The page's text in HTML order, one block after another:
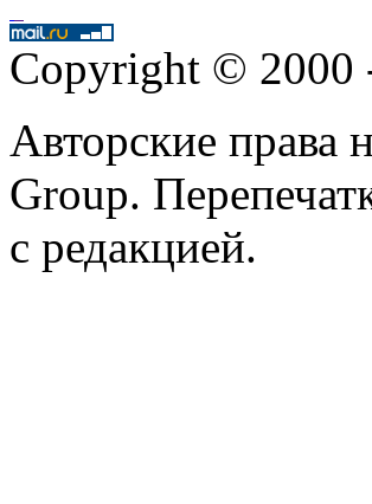
Copyright © 2000
Авторские права
Group.
с редакцией.